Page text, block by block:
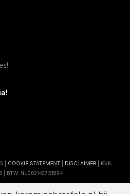
| COOKIE STATEMENT DISCLAIMER | KVK:
| BTW: NL002142731B64